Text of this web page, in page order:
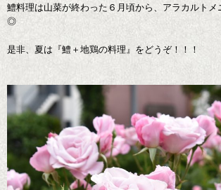
鱧料理は山菜が終わった６月頃から、アラカルトメ
◎
是非、夏は『鱧＋地鶏の料理』をどうぞ！！！